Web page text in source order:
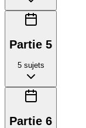
Partie 5
5sujets
Partie 6